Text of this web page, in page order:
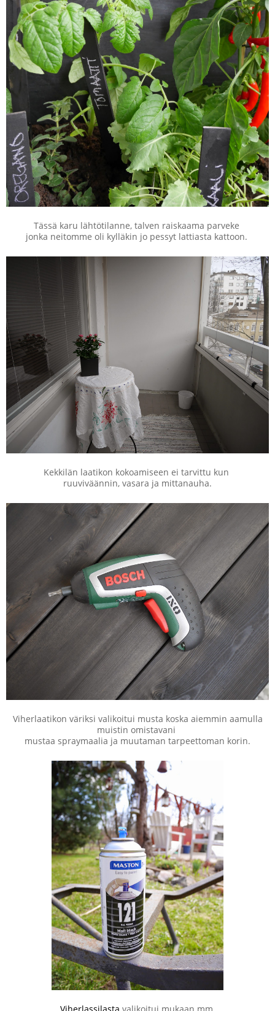
Tässä karu lähtötilanne, talven raiskaama parveke
jonka neitomme oli kylläkin jo pessyt lattiasta kattoon.
Kekkilän laatikon kokoamiseen ei tarvittu kun
ruuviväännin, vasara ja mittanauha.
Viherlaatikon väriksi valikoitui musta koska aiemmin aamulla
muistin omistavani
mustaa spraymaalia ja muutaman tarpeettoman korin.